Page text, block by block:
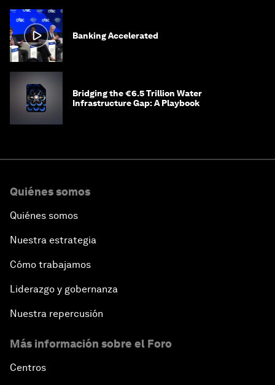
Banking Accelerated
Bridging the €6.5 Trillion Water
Infrastructure Gap: A Playbook
Quiénes somos
Quiénes somos
Nuestra estrategia
Cómo trabajamos
Liderazgo y gobernanza
Nuestra repercusión
Más información sobre el Foro
Centros